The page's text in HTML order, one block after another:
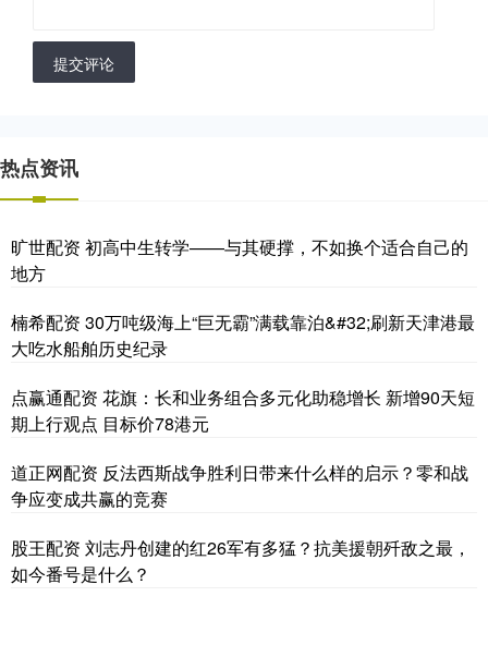
提交评论
热点资讯
旷世配资 初高中生转学——与其硬撑，不如换个适合自己的
地方
楠希配资 30万吨级海上“巨无霸”满载靠泊&#32;刷新天津港最
大吃水船舶历史纪录
点赢通配资 花旗：长和业务组合多元化助稳增长 新增90天短
期上行观点 目标价78港元
道正网配资 反法西斯战争胜利日带来什么样的启示？零和战
争应变成共赢的竞赛
股王配资 刘志丹创建的红26军有多猛？抗美援朝歼敌之最，
如今番号是什么？